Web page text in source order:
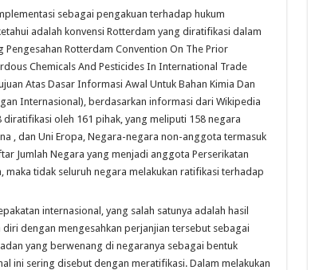
sebagai pengakuan terhadap hukum
adalah konvensi Rotterdam yang diratifikasi dalam
Rotterdam Convention On The Prior
Chemicals And Pesticides In International Trade
Atas Dasar Informasi Awal Untuk Bahan Kimia Dan
Internasional), berdasarkan informasi dari Wikipedia
oleh 161 pihak, yang meliputi 158 negara
, dan Uni Eropa, Negara-negara non-anggota termasuk
Jumlah Negara yang menjadi anggota Perserikatan
maka tidak seluruh negara melakukan ratifikasi terhadap
internasional, yang salah satunya adalah hasil
dengan mengesahkan perjanjian tersebut sebagai
yang berwenang di negaranya sebagai bentuk
ini sering disebut dengan meratifikasi. Dalam melakukan